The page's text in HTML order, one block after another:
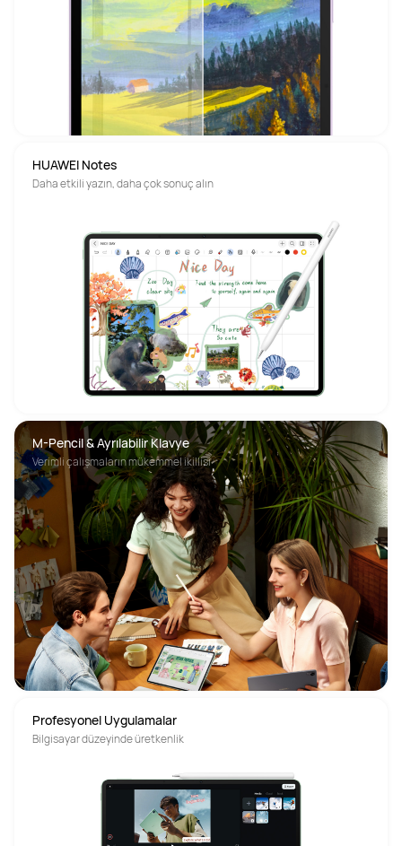
HUAWEI Notes
Daha etkili yazın, daha çok sonuç alın
M-Pencil & Ayrılabilir Klavye
Verimli çalışmaların mükemmel ikillisi
Profesyonel Uygulamalar
Bilgisayar düzeyinde üretkenlik